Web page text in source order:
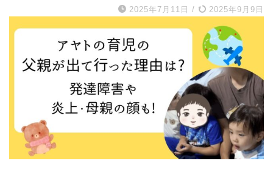
2025年7月11日 / 2025年9月9日